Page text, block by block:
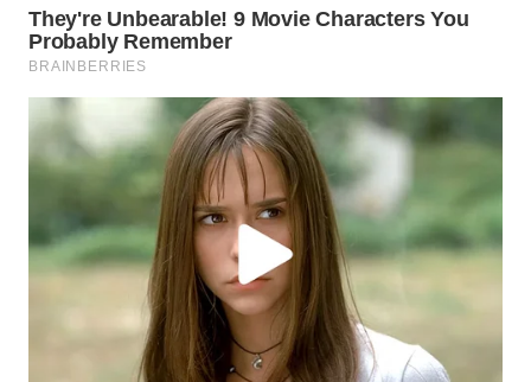
WN
MAJALENGKA
WN
SUBANG
WN
SUKABUMI
PURWAKARTA